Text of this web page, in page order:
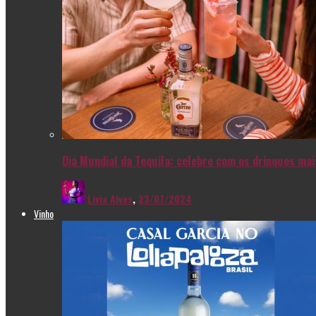
Dia Mundial da Tequila: celebre com os drinques
Livia Alves, 23/07/2024
Vinho